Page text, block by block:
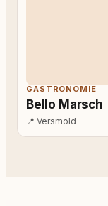
GASTRONOMIE
Bello Marsch
📍 Versmold